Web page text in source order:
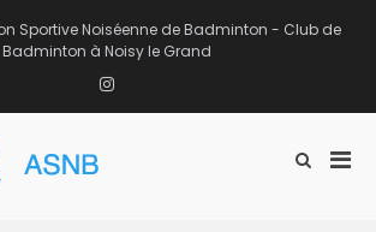
Sportive Noiséenne de Badminton - Club de
Badminton à Noisy le Grand
Instagram
Afficher